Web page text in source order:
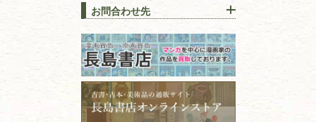
趣味・教養
書道
拓本・法帖・碑帖
篆刻・印譜
上手な売り方のコツを解説
因！適切な管理で長持ちさせ
るコツ
古本は汚れていると買取でき
ない？適切な保管方法とクリ
ーニング！
ISBNコードとは？書籍の識別
番号の意味と役割を解説
山梨県
新潟県
長野県
愛知県
石川県
福井県
福島県
富山県
青森県
岩手県
お問合わせ先
古本買取専門店 長島書店
〒101-0051
東京都千代田区神田神保町2-5-1